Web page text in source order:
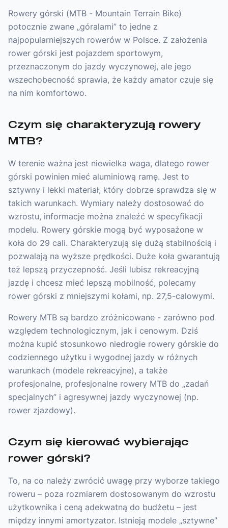
Rowery górski (MTB - Mountain Terrain Bike)
potocznie zwane „góralami” to jedne z
najpopularniejszych rowerów w Polsce. Z założenia
rower górski jest pojazdem sportowym,
przeznaczonym do jazdy wyczynowej, ale jego
wszechobecność sprawia, że każdy amator czuje się
na nim komfortowo.
Czym się charakteryzują rowery
MTB?
W terenie ważna jest niewielka waga, dlatego rower
górski powinien mieć aluminiową ramę. Jest to
sztywny i lekki materiał, który dobrze sprawdza się w
takich warunkach. Wymiary należy dostosować do
wzrostu, informacje można znaleźć w specyfikacji
modelu. Rowery górskie mogą być wyposażone w
koła do 29 cali. Charakteryzują się dużą stabilnością i
pozwalają na wyższe prędkości. Duże koła gwarantują
też lepszą przyczepność. Jeśli lubisz rekreacyjną
jazdę i chcesz mieć lepszą mobilność, polecamy
rower górski z mniejszymi kołami, np. 27,5-calowymi.
Rowery MTB są bardzo zróżnicowane - zarówno pod
względem technologicznym, jak i cenowym. Dziś
można kupić stosunkowo niedrogie rowery górskie do
codziennego użytku i wygodnej jazdy w różnych
warunkach (modele rekreacyjne), a także
profesjonalne, profesjonalne rowery MTB do „zadań
specjalnych” i agresywnej jazdy wyczynowej (np.
rower zjazdowy).
Czym się kierować wybierając
rower górski?
To, na co należy zwrócić uwagę przy wyborze takiego
roweru – poza rozmiarem dostosowanym do wzrostu
użytkownika i ceną adekwatną do budżetu – jest
między innymi amortyzator. Istnieją modele „sztywne”